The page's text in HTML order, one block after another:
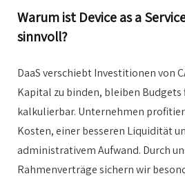
Warum ist Device as a
sinnvoll?
DaaS verschiebt Investitionen von
Kapital zu binden, bleiben Budgets
kalkulierbar. Unternehmen
Kosten, einer besseren Liquidität
administrativem Aufwand. Durch
Rahmenverträge sichern wir